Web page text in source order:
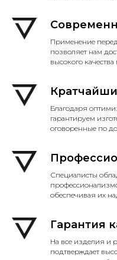
Применение
позволяет нам
высокого качества
Благодаря
гарантируем
оговоренные по
Специалисты
обеспечивая их
Гарантия
На все изделия и
подтверждает